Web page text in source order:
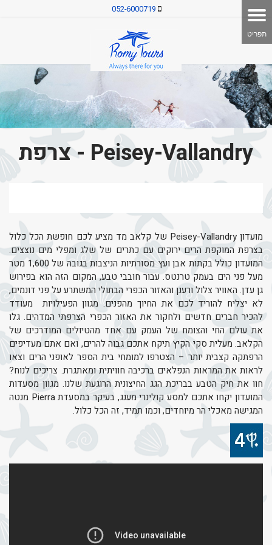
052-6000719
Peisey-Vallandry - צרפת
מועדון Peisey-Vallandry של קלאב מד מציע לכם חופשת הכל כלול
בצרפת המוקפת הרים ירוקים עם כתרים של שלג ומפלי מים נוצצים.
המועדון כולל בקתות אבן ועץ מסורתיות הניצבות בגובה של 1,600 מטר
מעל פני הים בעמק טרנטס. עבור חובבי טבע, המקום הזה הוא בפירוש
גן עדן. האוויר צלול ורענן והאזור הכפרי הבתולי המשתרע על פני דונמים,
לא יצליח להוריד לכם את החיוך מהפנים. מגוון הפעילויות מעודד
להכיר חברים חדשים ולחקור את האזור הכפרי הצרפתי המדהים. גלו
את עולם החי והצומח של העמק עם אחד מהטיולים המודרכים של
הקלאב. מעלית סקי הקיץ תיקח אתכם גבוה להרים, ואם אתם מעדיפים
הרפתקה קצבית יותר – הצטרפו למומחי בית הספר לאופני הרים וצאו
לראות את המראות הנפלאים ברכיבה חוויתית ומאתגרת. צריכים לנוח?
חוו את חיק הטבע בבריכת הגג החיצונית הרוגעת שלנו. מגוון מסעדות
המועדון יקחו אתכם למסע קולינרי מענג, בעיקר במסעדת Pierra מנטה
המגישה מאכלי הר מיוחדים, וכמו תמיד, זה הכל כלול.